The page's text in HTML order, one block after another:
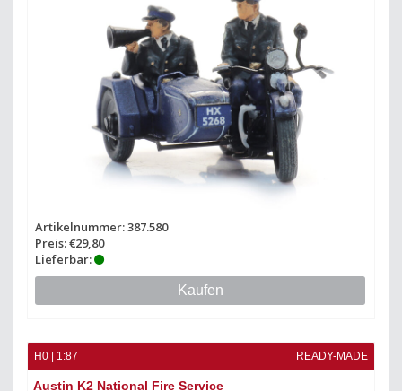
Artikelnummer: 387.580
Preis: €29,80
Lieferbar:
Kaufen
H0 | 1:87 READY-MADE
Austin K2 National Fire Service